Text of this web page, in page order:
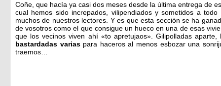
Coñe, que hacía ya casi dos meses desde la última entrega de
cual hemos sido increpados, vilipendiados y sometidos a
muchos de nuestros lectores. Y es que esta sección se ha
de vosotros como el que consigue un hueco en una de esas
que los vecinos viven ahí «to apretujaos». Gilipolladas
bastardadas variaspara haceros al menos esbozar una
traemos…